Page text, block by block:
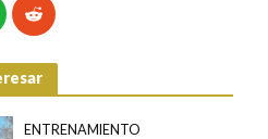
ENTRENAMIENTO